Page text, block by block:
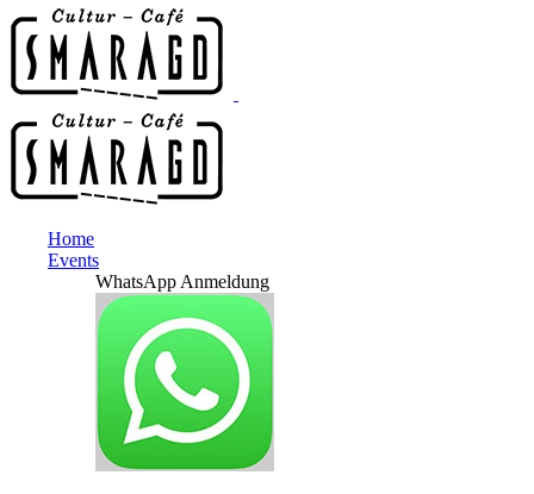
Home
Events
WhatsApp Anmeldung